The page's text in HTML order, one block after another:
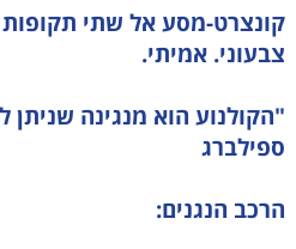
קונצרט-מסע אל שתי תקופות
צבעוני. אמיתי.
"הקולנוע הוא מנגינה שניתן
ספילברג
הרכב הנגנים: